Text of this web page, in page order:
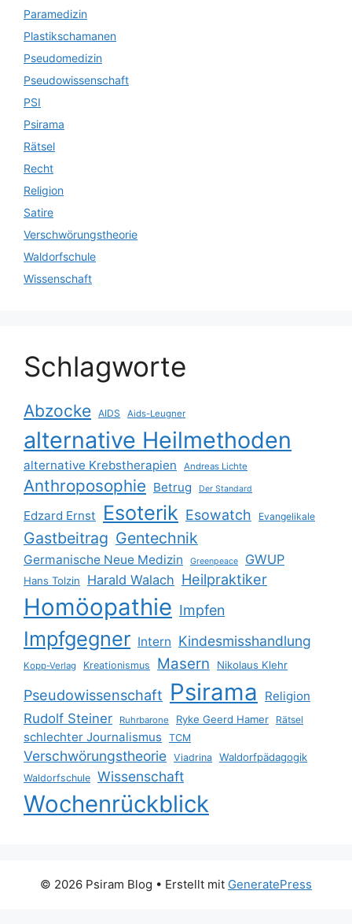
Paramedizin
Plastikschamanen
Pseudomedizin
Pseudowissenschaft
PSI
Psirama
Rätsel
Recht
Religion
Satire
Verschwörungstheorie
Waldorfschule
Wissenschaft
Schlagworte
Abzocke AIDS Aids-Leugner
alternative Heilmethoden
alternative Krebstherapien Andreas Lichte
Anthroposophie Betrug Der Standard
Edzard Ernst Esoterik Esowatch Evangelikale
Gastbeitrag Gentechnik
Germanische Neue Medizin Greenpeace GWUP
Hans Tolzin Harald Walach Heilpraktiker
Homöopathie Impfen
Impfgegner Intern Kindesmisshandlung
Kopp-Verlag Kreationismus Masern Nikolaus Klehr
Pseudowissenschaft Psirama Religion
Rudolf Steiner Ruhrbarone Ryke Geerd Hamer Rätsel
schlechter Journalismus TCM
Verschwörungstheorie Viadrina Waldorfpädagogik
Waldorfschule Wissenschaft
Wochenrückblick
© 2026 Psiram Blog • Erstellt mit GeneratePress